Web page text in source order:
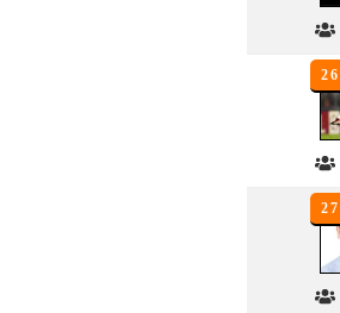
26
27